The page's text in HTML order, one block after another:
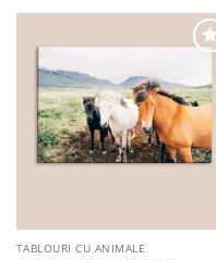
Adaugă
la
favorite
TABLOURI CU ANIMALE